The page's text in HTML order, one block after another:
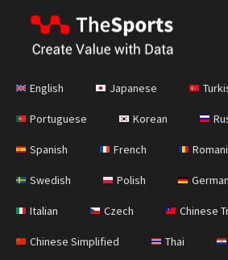
English Japanese
Portuguese Korean
Spanish French
Swedish Polish German
Italian Czech Chinese
Chinese Simplified Thai